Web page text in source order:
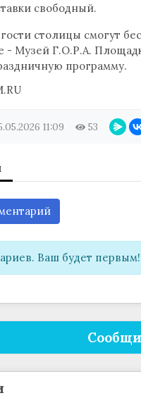
свободный.
столицы смогут
Музей Г.О.Р.А.
программу.
11:09 53
Ваш будет первым!